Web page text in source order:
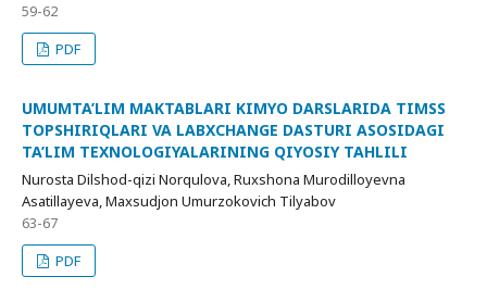
59-62
PDF
UMUMTA’LIM MAKTABLARI KIMYO DARSLARIDA TIMSS
TOPSHIRIQLARI VA LABXCHANGE DASTURI ASOSIDAGI
TA’LIM TEXNOLOGIYALARINING QIYOSIY TAHLILI
Nurosta Dilshod-qizi Norqulova, Ruxshona Murodilloyevna
Asatillayeva, Maxsudjon Umurzokovich Tilyabov
63-67
PDF